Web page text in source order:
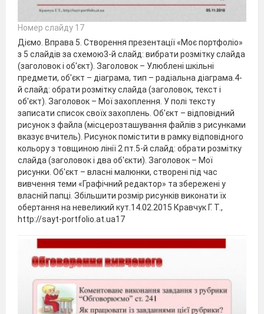
Номер слайду 17
Діємо. Вправа 5. Створення презентації «Моє портфоліо»
з 5 слайдів за схемою3-й слайд: вибрати розмітку слайда
(заголовок і об'єкт). Заголовок – Улюблені шкільні
предмети, об'єкт – діаграма, тип – радіальна діаграма.4-
й слайд: обрати розмітку слайда (заголовок, текст і
об'єкт). Заголовок – Мої захоплення. У полі тексту
записати список своїх захоплень. Об'єкт – відповідний
рисунок з файла (місцерозташування файлів з рисунками
вказує вчитель). Рисунок помістити в рамку відповідного
кольору з товщиною лінії 2 пт.5-й слайд: обрати розмітку
слайда (заголовок і два об'єкти). Заголовок – Мої
рисунки. Об'єкт – власні малюнки, створені під час
вивчення теми «Графічний редактор» та збережені у
власній папці. Збільшити розмір рисунків виконати їх
обертання на невеликий кут.14.02.2015 Кравчук Г. Т.,
http://sayt-portfolio.at.ua17